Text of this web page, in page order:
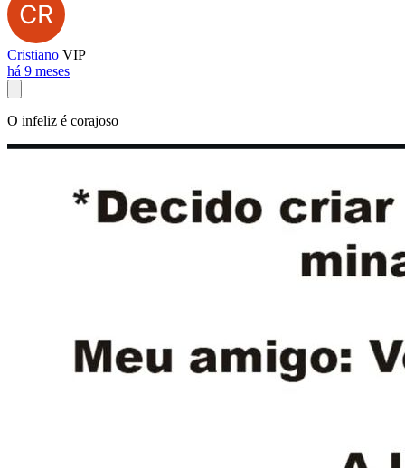
Cristiano VIP
há 9 meses
O infeliz é corajoso